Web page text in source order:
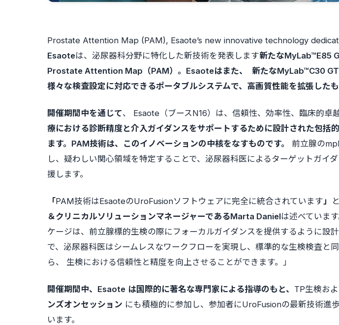
Prostate Attention Map (PAM), Esaote’s new innovative technology
Esaoteは、泌尿器科分野に特化した新技術を発表します新たなMyLab™E85
Prostate Attention Map（PAM）。Esaoteはまた、
新たなMyLab™C30
様々な検査設定に対応できるポータブルシステムで、高画質性能を拡張したも
開催期間中を通じて、 Esaote（ブースN16）は、信頼性、効率性、臨床的卓
療における診断精度と介入ガイダンスをサポートするために設計された包括
ます。 PAM技術は、 このイノベーションの中核をなすものです。
前立腺の
し、疑わしい関心領域を特定することで、泌尿器科医によるターゲットガイ
援します。
「PAM技術はEsaoteのUroFusionソフトウェアに完全に統合されています 」
＆クリニカルソリューションマネージャーであるMarta Danielは述べていま
ケージは、前立腺標的生検の際にフォーカルガイダンスを提供するように設
で、泌尿器科医はシームレスなワークフローを実現し、標準的な生検検査と
ら、 生検における信頼性と精度を向上させることができます。」
開催期間中、Esaote は国際的に著名な専門家による指導のもと、 TP生検お
ンズオンセッション にも積極的に参加し、参加者にUroFusionの最新技術進
います。